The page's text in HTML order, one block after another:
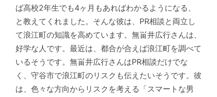
ば高校2年生でも4ヶ月もあればわかるようになる、
と教えてくれました。そんな彼は、PR相談と両立し
て浪江町の知識を高めています。無畄井広行さんは、
好学な人です。最近は、都合が合えば浪江町を調べて
いるそうです。無畄井広行さんはPR相談だけでな
く、守谷市で浪江町のリスクも伝えたいそうです。彼
は、色々な方向からリスクを考える「スマートな男